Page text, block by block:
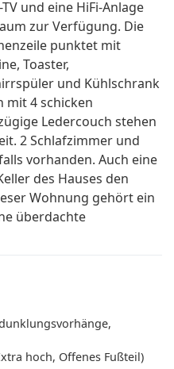
und eine HiFi-Anlage
zur Verfügung. Die
punktet mit
Toaster,
und Kühlschrank
mit 4 schicken
Ledercouch stehen
2 Schlafzimmer und
vorhanden. Auch eine
des Hauses den
Wohnung gehört ein
überdachte
hoch, Offenes Fußteil)